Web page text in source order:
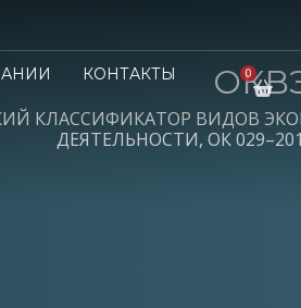
КОНТАКТЫ
КЛАССИФИКАТОР ВИДОВ
ДЕЯТЕЛЬНОСТИ, ОК